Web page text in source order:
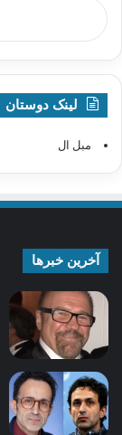
لینک دوستان
مبل ال
آخرین خبرها